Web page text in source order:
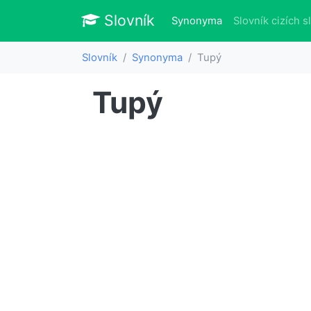
Slovník Slovník
Synonyma(aktuálně)
Slovník cizích
Slovník Synonyma Tupý
Tupý